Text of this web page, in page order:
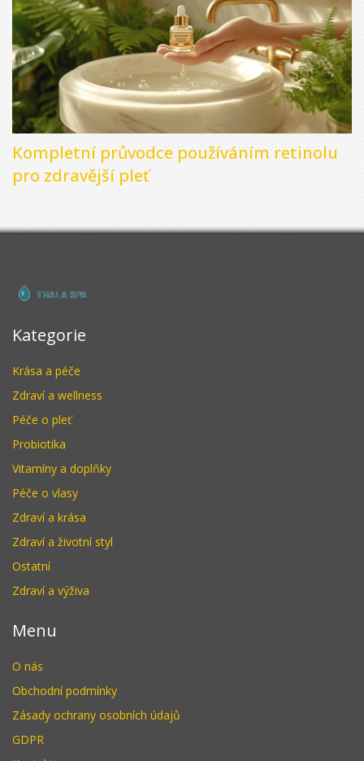
Kompletní průvodce používáním retinolu
pro zdravější pleť
Kategorie
Krása a péče
Zdraví a wellness
Péče o pleť
Probiotika
Vitamíny a doplňky
Péče o vlasy
Zdraví a krása
Zdraví a životní styl
Ostatní
Zdraví a výživa
Menu
O nás
Obchodní podmínky
Zásady ochrany osobních údajů
GDPR